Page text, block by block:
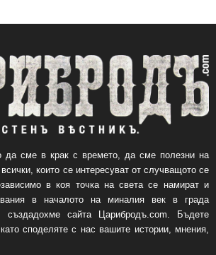
да сме в крак с времето, да сме полезни на
които се интересуват от случващото се
в коя точка на света се намират и
в началото на миналия век в града
създадохме сайта Царибродъ.com. Бъдете
споделяте с нас вашите истории, мнения,